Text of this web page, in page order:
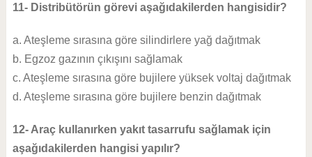
11- Distribütörün görevi aşağıdakilerden hangisidir?
a. Ateşleme sırasına göre silindirlere yağ dağıtmak
b. Egzoz gazının çıkışını sağlamak
c. Ateşleme sırasına göre bujilere yüksek voltaj dağıtmak
d. Ateşleme sırasına göre bujilere benzin dağıtmak
12- Araç kullanırken yakıt tasarrufu sağlamak için
aşağıdakilerden hangisi yapılır?